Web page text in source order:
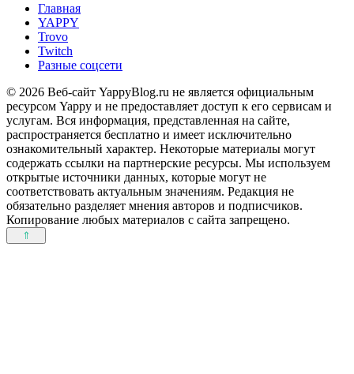
Главная
YAPPY
Trovo
Twitch
Разные соцсети
© 2026 Веб-сайт YappyBlog.ru не является официальным
ресурсом Yappy и не предоставляет доступ к его сервисам и
услугам. Вся информация, представленная на сайте,
распространяется бесплатно и имеет исключительно
ознакомительный характер. Некоторые материалы могут
содержать ссылки на партнерские ресурсы. Мы используем
открытые источники данных, которые могут не
соответствовать актуальным значениям. Редакция не
обязательно разделяет мнения авторов и подписчиков.
Копирование любых материалов с сайта запрещено.